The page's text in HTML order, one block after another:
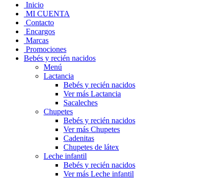
Inicio
MI CUENTA
Contacto
Encargos
Marcas
Promociones
Bebés y recién nacidos
Menú
Lactancia
Bebés y recién nacidos
Ver más Lactancia
Sacaleches
Chupetes
Bebés y recién nacidos
Ver más Chupetes
Cadenitas
Chupetes de látex
Leche infantil
Bebés y recién nacidos
Ver más Leche infantil